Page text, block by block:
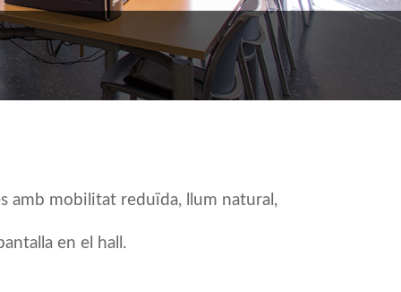
amb mobilitat reduïda, llum natural,
en el hall.